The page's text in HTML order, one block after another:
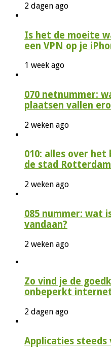
2 dagen ago
Is het de moeite
een VPN op je
1 week ago
070 netnummer:
plaatsen vallen
2 weken ago
010: alles over
de stad Rotterdam
2 weken ago
085 nummer: wat
vandaan?
2 weken ago
Zo vind je de
onbeperkt
2 dagen ago
Applicaties